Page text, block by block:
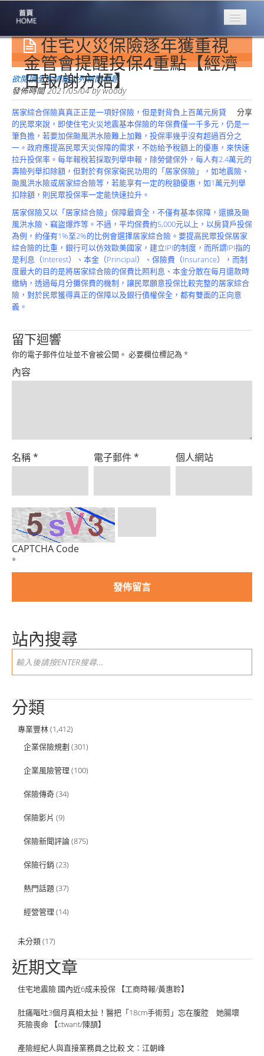
專業豐林
Professional
保險大家談
1386集
台灣商業保險
第一品牌
關於豐林
About
服務項目
Service
火災保額
估算系統
商品簡介
Product
住宅火災保險逐年獲重視
金管會提醒投保4重點【經濟
日報/謝方娪】
欲閱讀全文請點上列新聞標題
發佈時間2021/05/04bywoody
分享
居家綜合保險真真正正是一項好保險，但是對背負上百萬元房貸
的民眾來說，即使住宅火災地震基本保險的年保費僅一千多元，仍是一
筆負擔，若要加保颱風洪水險難上加難，投保率幾乎沒有超過百分之
一。政府應提高民眾天災保障的需求，不妨給予稅額上的優惠，來快速
拉升投保率。每年報稅若採取列舉申報，除勞健保外，每人有2.4萬元的
壽險列舉扣除額，但對於有保家衛民功用的「居家保險」，如地震險、
颱風洪水險或居家綜合險等，若能享有一定的稅額優惠，如1萬元列舉
扣除額，則民眾投保率一定能快速拉升。
居家保險又以「居家綜合險」保障最齊全，不僅有基本保障，還擴及颱
風洪水險、竊盜爆炸等。不過，平均保費約5,000元以上，以房貸戶投保
為例，約僅有1%至2%的比例會選擇居家綜合險。要提高民眾投保居家
綜合險的比重，銀行可以仿效歐美國家，建立IPI的制度，而所謂IPI指的
是利息（Interest）、本金（Principal）、保險費（Insurance），而制
度最大的目的是將居家綜合險的保費比照利息、本金分散在每月還款時
繳納，透過每月分攤保費的機制，讓民眾願意投保比較完整的居家綜合
險，對於民眾獲得真正的保障以及銀行債權保全，都有雙面的正向意
義。
留下迴響
你的電子郵件位址並不會被公開。 必要欄位標記為 *
內容
名稱* 電子郵件* 個人網站
CAPTCHA Code
*
站內搜尋
分類
專業豐林(1,412)
企業保險規劃 (301)
企業風險管理 (100)
保險傳奇(34)
保險影片 (9)
保險新聞評論(875)
保險行銷 (23)
熱門話題(37)
經營管理 (14)
未分類(17)
近期文章
住宅地震險 國內近6成未投保 【工商時報/黃惠聆】
肚痛嘔吐3個月真相太扯！醫把「18cm手術剪」忘在腹腔 她腸壞
死險喪命 【ctwant/陳頡】
產險經紀人與直接業務員之比較 文：江朝峰